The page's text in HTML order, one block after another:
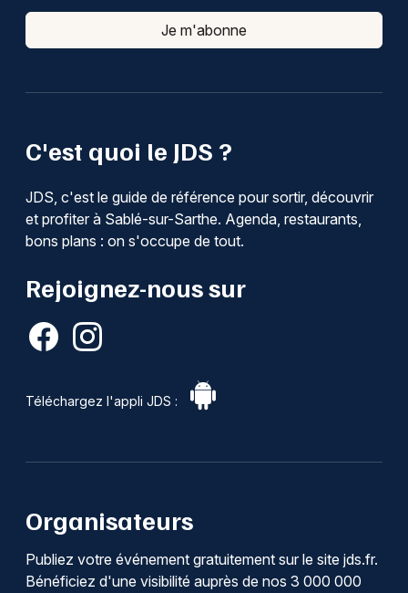
C'est quoi le JDS ?
JDS, c'est le guide de référence pour sortir, découvrir
et profiter à Sablé-sur-Sarthe. Agenda, restaurants,
bons plans : on s'occupe de tout.
Rejoignez-nous sur
Téléchargez l'appli JDS :
Je m'abonne
Organisateurs
Publiez votre événement gratuitement sur le site jds.fr.
Bénéficiez d'une visibilité auprès de nos 3 000 000